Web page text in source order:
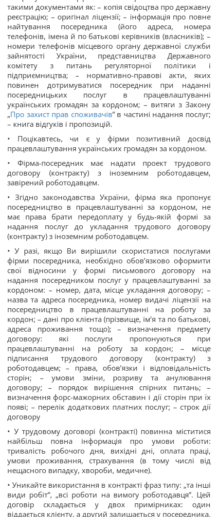
такими документами як: – копія свідоцтва про державну
реєстрацію; – оригінал ліцензії; – інформація про повне
найтування посередника (його адреса, номера
телефонів, імена й по батькові керівників (власників); –
номери телефонів місцевого органу державної служби
зайнятості України, представництва Державного
комітету з питань регуляторної політики і
підприємництва; – нормативно-правові акти, яких
повинен дотримуватися посередник при наданні
посередницьких послуг в працевлаштуванні
українських громадян за кордоном; – витяги з Закону
„Про захист прав споживачів” в частині надання послуг;
– книга відгуків і пропозицій.
• Поцікавтесь, чи є у фірми позитивний досвід
працевлаштування українських громадян за кордоном.
• Фірма-посередник має надати проект трудового
договору (контракту) з іноземним роботодавцем,
завірений роботодавцем.
• Згідно законодавства України, фірма яка пропонує
посередництво в працевлаштуванні за кордоном, не
має права брати передоплату у будь-якій формі за
надання послуг до укладання трудового договору
(контракту) з іноземним роботодавцем.
• У разі, якщо Ви вирішили скористатися послугами
фірми посередника, необхідно обов’язково оформити
свої відносини у формі письмового договору на
надання посередником послуг у працевлаштуванні за
кордоном: – номер, дата, місце укладання договору; –
назва та адреса посередника, номер видачі ліцензії на
посередництво в працевлаштуванні на роботу за
кордон; – дані про клієнта (прізвище, ім’я та по батькові,
адреса проживання тощо); – визначення предмету
договору: які послуги пропонуються при
працевлаштуванні на роботу за кордон; – місце
підписання трудового договору (контракту) з
роботодавцем; – права, обов’язки і відповідальність
сторін; – умови зміни, розриву та анулювання
договору; – порядок вирішення спірних питань; –
визначення форс-мажорних обставин і дії сторін при їх
появі; – перелік додаткових платних послуг; – строк дії
договору
• У трудовому договорі (контракті) повинна міститися
найбільш повна інформація про умови роботи:
тривалість робочого дня, вихідні дні, оплата праці,
умови проживання, страхування (в тому числі від
нещасного випадку, хвороби, медичне).
• Уникайте використання в контракті фраз типу: „та інші
види робіт”, „всі роботи на вимогу роботодавця”. Цей
договір складається у двох примірниках: один
віддається клієнту, а другий залишається у посередника.